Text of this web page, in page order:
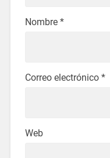
Nombre *
Correo electrónico *
Web